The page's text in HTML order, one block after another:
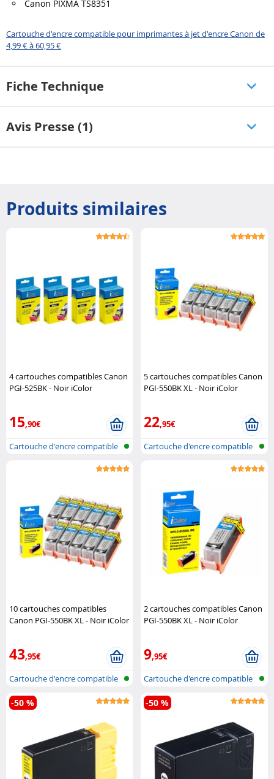
Canon PIXMA TS8351
Cartouche d'encre compatible pour imprimantes à jet d'encre Canon de
4,99 € à 60,95 €
Fiche Technique
Avis Presse (1)
Produits similaires
4 cartouches compatibles Canon
PGI-525BK - Noir iColor
15,90€
Cartouche d'encre compatible
5 cartouches compatibles Canon
PGI-550BK XL - Noir iColor
22,95€
Cartouche d'encre compatible
10 cartouches compatibles
Canon PGI-550BK XL - Noir iColor
43,95€
Cartouche d'encre compatible
pour i..
2 cartouches compatibles Canon
PGI-550BK XL - Noir iColor
9,95€
Cartouche d'encre compatible
pour i..
-50 % -50 %